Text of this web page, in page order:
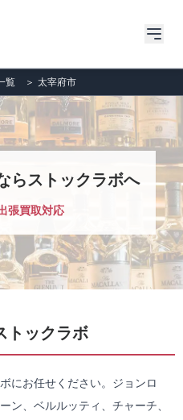
覧 ＞ 太宰府市
らストックラボへ
張買取対応
トックラボ
にお任せください。ジョンロ
ン、ベルルッティ、チャーチ、